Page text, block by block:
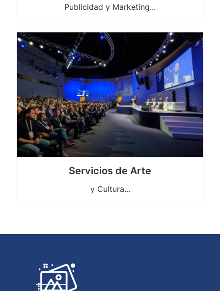
Publicidad y Marketing...
Servicios de Arte
y Cultura...
________